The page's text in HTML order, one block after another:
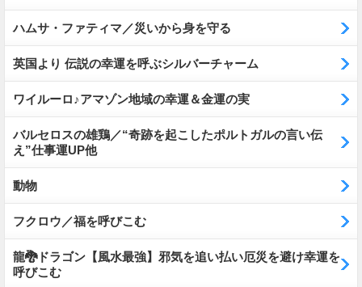
ハムサ・ファティマ／災いから身を守る
英国より 伝説の幸運を呼ぶシルバーチャーム
ワイルーロ♪アマゾン地域の幸運＆金運の実
バルセロスの雄鶏／“奇跡を起こしたポルトガルの言い伝
え”仕事運UP他
動物
フクロウ／福を呼びこむ
龍🐉ドラゴン【風水最強】邪気を追い払い厄災を避け幸運を
呼びこむ